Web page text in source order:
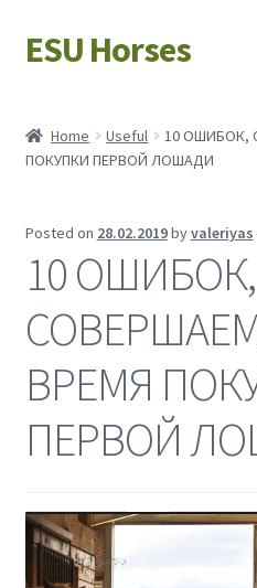
Skip
to
Skip
to
ESU Horses
Latest news
Save Horses
My account
Home Useful
10 ОШИБОК,
ПОКУПКИ ПЕРВОЙ ЛОШАДИ
Posted on 28.02.2019byvaleriyas
10 ОШИБОК,
ВРЕМЯ
ПЕРВОЙ